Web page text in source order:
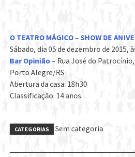
O TEATRO MÁGICO – SHOW DE
Sábado, dia 05 de dezembro de 2015,
Bar Opinião – Rua José do Patrocínio,
Porto Alegre/RS
Abertura da casa: 18h30
Classificação: 14 anos
CATEGORIAS Sem categoria